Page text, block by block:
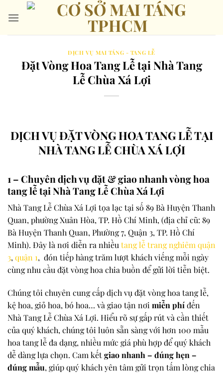
qua
DỊCH VỤ MAI TÁNG - TANG LỄ
Đặt Vòng Hoa Tang Lễ tại Nhà Tang
Lễ Chùa Xá Lợi
DỊCH VỤ ĐẶT VÒNG HOA TANG LỄ TẠI
NHÀ TANG LỄ CHÙA XÁ LỢI
1 – Chuyên dịch vụ đặt & giao nhanh vòng hoa
tang lễ tại Nhà Tang Lễ Chùa Xá Lợi
Nhà Tang Lễ Chùa Xá Lợi tọa lạc tại số 89 Bà Huyện Thanh
Quan, phường Xuân Hòa, TP. Hồ Chí Minh,(địa chỉ cũ: 89
Bà Huyện Thanh Quan, Phường 7, Quận 3, TP. Hồ Chí
Minh). Đây là nơi diễn ra nhiềutang lễ trang nghiêm quận
3,quận 1, đón tiếp hàng trăm lượt khách viếng mỗi ngày
cùng nhu cầu đặt vòng hoa chia buồn để gửi lời tiễn biệt.
Chúng tôi chuyên cung cấp dịch vụ đặt vòng hoa tang lễ,
kệ hoa, giỏ hoa, bó hoa… và giao tận nơi miễn phíđến
Nhà Tang Lễ Chùa Xá Lợi. Hiểu rõ sự gấp rút và cần thiết
của quý khách, chúng tôi luôn sẵn sàng với hơn 100 mẫu
hoa tang lễ đa dạng, nhiều mức giá phù hợp để quý khách
dễ dàng lựa chọn. Cam kếtgiao nhanh – đúng hẹn –
đúng mẫu, giúp quý khách yên tâm gửi trọn tấm lòng chia